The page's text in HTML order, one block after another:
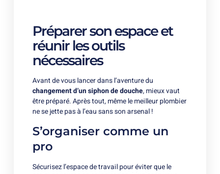
Préparer son espace et
réunir les outils
nécessaires
Avant de vous lancer dans l’aventure du
changement d’un siphon de douche, mieux vaut
être préparé. Après tout, même le meilleur plombier
ne se jette pas à l’eau sans son arsenal !
S’organiser comme un
pro
Sécurisez l’espace de travail pour éviter que le